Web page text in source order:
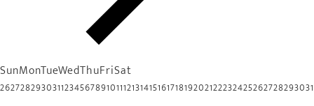
SunMonTueWedThuFriSat
26272829303112345678910111213141516171819202122232425262728293031